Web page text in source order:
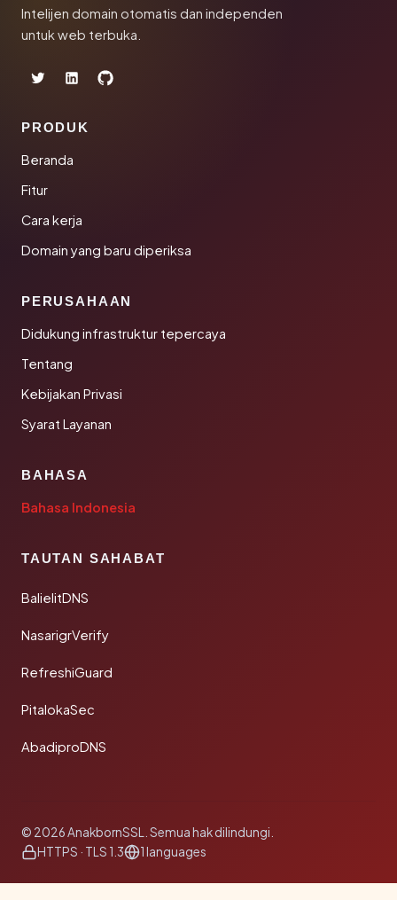
Intelijen domain otomatis dan independen
untuk web terbuka.
PRODUK
Beranda
Fitur
Cara kerja
Domain yang baru diperiksa
PERUSAHAAN
Didukung infrastruktur tepercaya
Tentang
Kebijakan Privasi
Syarat Layanan
BAHASA
Bahasa Indonesia
TAUTAN SAHABAT
BalielitDNS
NasarigrVerify
RefreshiGuard
PitalokaSec
AbadiproDNS
© 2026 AnakbornSSL. Semua hak dilindungi.
HTTPS · TLS 1.3
1 languages